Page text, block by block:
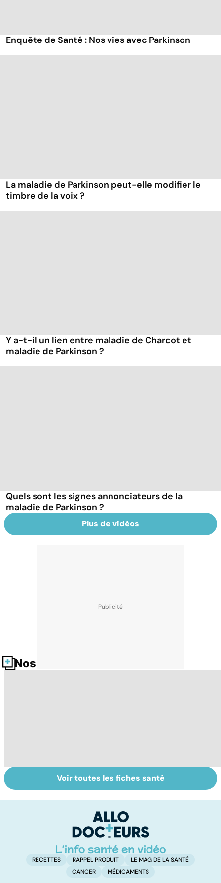
Enquête de Santé : Nos vies avec Parkinson
La maladie de Parkinson peut-elle modifier le
timbre de la voix ?
Y a-t-il un lien entre maladie de Charcot et
maladie de Parkinson ?
Quels sont les signes annonciateurs de la
maladie de Parkinson ?
Plus de vidéos
Nos fiches santé
Parkinson :
stupeur et
Pesticides :
retour au bio ?
Voir toutes les fiches santé
RECETTES RAPPEL PRODUIT
LE MAG DE LA SANTÉ
CANCER
MÉDICAMENTS